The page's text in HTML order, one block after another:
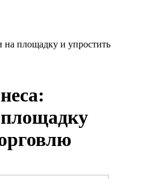
на площадку и упростить